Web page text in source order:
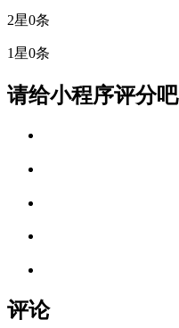
2星0条
1星0条
请给小程序评分吧
评论